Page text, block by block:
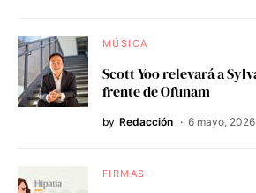
MÚSICA
Scott Yoo relevará a
frente de Ofunam
by Redacción 6 mayo, 2026
FIRMAS